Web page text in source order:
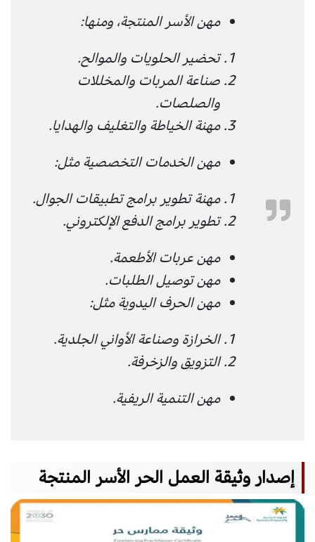
مهن الأسر المنتجة، ومنها:
تحضير الحلويات والموالح.
صناعة المربات والمخللات
والصلصات.
مهنة الخياطة والتغليف والهدايا.
مهن الخدمات التخصصية مثل:
مهنة تطوير برامج تطبيقات الجوال.
تطوير برامج الدفع الإلكتروني.
مهن عربات الأطعمة.
مهن توصيل الطلبات.
مهن الحرف اليدوية مثل:
الخرازة وصناعة الأواني الجلدية.
التزويق والزخرفة.
مهن التنمية الريفية.
إصدار وثيقة العمل الحر الأسر المنتجة